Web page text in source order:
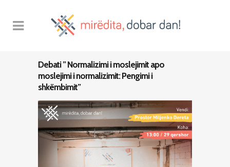
Debati ” Normalizimi i moslejimit apo
moslejimi i normalizimit: Pengimi i
shkëmbimit”